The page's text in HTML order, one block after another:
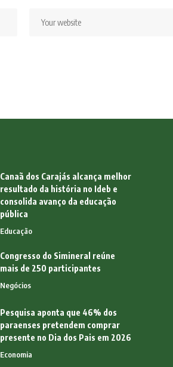
Canaã dos Carajás alcança melhor
resultado da história no Ideb e
consolida avanço da educação
pública
Educação
Congresso do Simineral reúne
mais de 250 participantes
Negócios
Pesquisa aponta que 46% dos
paraenses pretendem comprar
presente no Dia dos Pais em 2026
Economia